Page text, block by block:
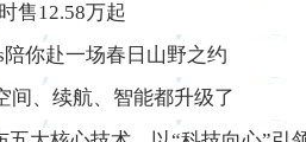
售12.58万起
你赴一场春日山野之约
间、续航、智能都升级了